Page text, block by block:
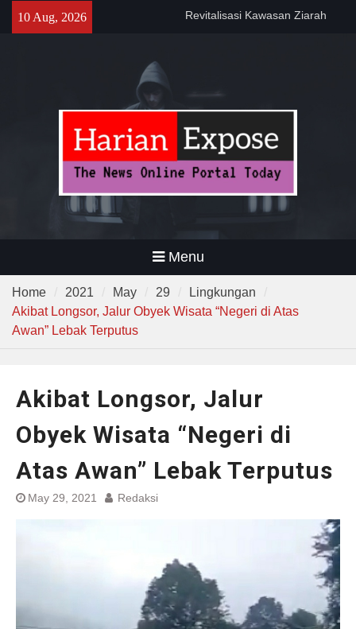
10 Aug, 2026
Syekh Asnawi Caringin Untuk
Antusias Periksa Kesehatan
Program DPWKEL Kelurahan
Bagendung 2026 Capai 76
Persen
Menu
Home 2021 May 29
Lingkungan
Akibat Longsor, Jalur Obyek Wisata “Negeri di Atas
Awan” Lebak Terputus
Akibat Longsor, Jalur
Obyek Wisata “Negeri di
Atas Awan” Lebak Terputus
May 29, 2021 Redaksi